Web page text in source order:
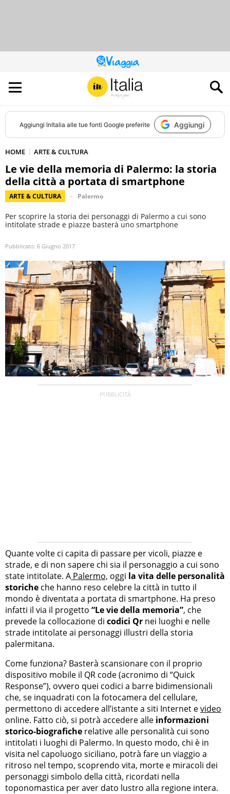
QUESTO
SITO
CONTRIBUISCE
ALL’AUDIENCE
DI
Aggiungi InItalia alle tue fonti Google preferite Aggiungi
HOME ARTE & CULTURA
Le vie della memoria di Palermo: la storia
della città a portata di smartphone
ARTE & CULTURA Palermo
Per scoprire la storia dei personaggi di Palermo a cui sono
intitolate strade e piazze basterà uno smartphone
Pubblicato: 6 Giugno 2017
Quante volte ci capita di passare per vicoli, piazze e
strade, e di non sapere chi sia il personaggio a cui sono
state intitolate. A Palermo, oggi la vita delle personalità
storiche che hanno reso celebre la città in tutto il
mondo è diventata a portata di smartphone. Ha preso
infatti il via il progetto “Le vie della memoria”, che
prevede la collocazione di codici Qr nei luoghi e nelle
strade intitolate ai personaggi illustri della storia
palermitana.
Come funziona? Basterà scansionare con il proprio
dispositivo mobile il QR code (acronimo di “Quick
Response”), ovvero quei codici a barre bidimensionali
che, se inquadrati con la fotocamera del cellulare,
permettono di accedere all’istante a siti Internet evideo
online. Fatto ciò, si potrà accedere alle informazioni
storico-biografiche relative alle personalità cui sono
intitolati i luoghi di Palermo. In questo modo, chi è in
visita nel capoluogo siciliano, potrà fare un viaggio a
ritroso nel tempo, scoprendo vita, morte e miracoli dei
personaggi simbolo della città, ricordati nella
toponomastica per aver dato lustro alla regione intera.